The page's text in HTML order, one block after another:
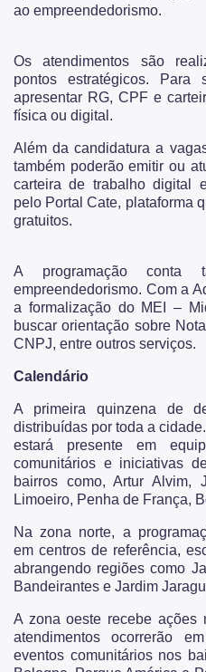
Links Úteis
ao empreendedorismo.
Os atendimentos são
pontos estratégicos. Para
apresentar RG, CPF e
física ou digital.
Além da candidatura a
também poderão emitir ou
carteira de trabalho digital
pelo Portal Cate, plataforma
gratuitos.
A programação conta
empreendedorismo. Com a
a formalização do MEI –
buscar orientação sobre
CNPJ, entre outros serviços.
Calendário
A primeira quinzena de
distribuídas por toda a
estará presente em
comunitários e iniciativas
bairros como, Artur Alvim,
Limoeiro, Penha de França,
Na zona norte, a
em centros de referência,
abrangendo regiões como
Bandeirantes e Jardim
A zona oeste recebe ações
atendimentos ocorrerão
eventos comunitários nos